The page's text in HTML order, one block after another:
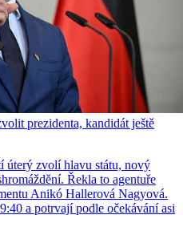
prezidenta, kandidát ještě
úterý zvolí hlavu státu, nový
Řekla to agentuře
Anikó Hallerová Nagyová.
a potrvají podle očekávání asi